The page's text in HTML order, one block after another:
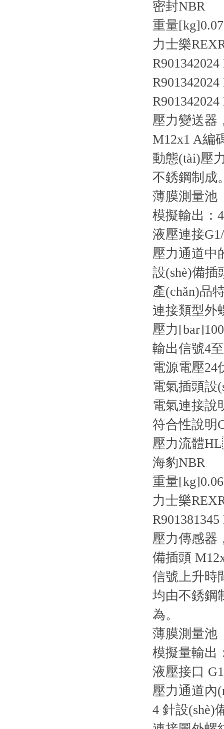
密封NBR
重量[kg]0.07
力士樂
壓力變送器
M12x1 A編
動態(tài)壓
不銹鋼制成
薄膜測量池
模擬輸出：
液壓連接
壓力通道中
設(shè)備
產(chǎn)品
連接類型外
壓力[bar]100
輸出信號4
電源電壓24
電氣插頭設
電氣連接說
符合性說明
壓力流體
海豹NBR
重量[kg]
力士樂
壓力傳感器
備插頭
信號上升時
均由不銹
為。
薄膜測量池
模擬量輸出
液壓接口
壓力通道內
4 針設(shè)